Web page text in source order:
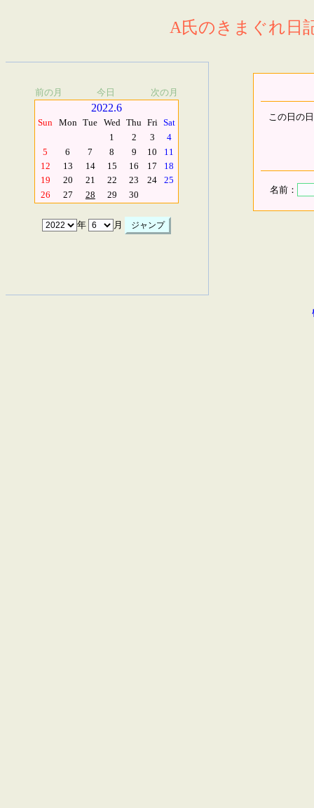
A氏のきまぐれ日
前の月 今日 次の月
2022.6
Sun Mon Tue Wed Thu Fri Sat
1
2 3
4
5
6 7 8 9 10
11
12
13 14 15 16 17
18
19
20 21 22 23 24
25
26
27 28 29 30
年 月
この日の
名前：